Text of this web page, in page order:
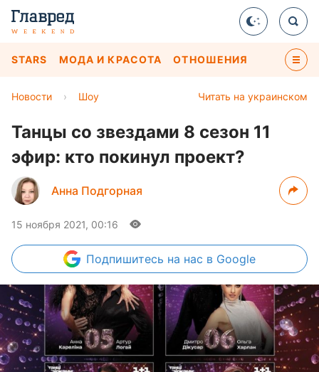
STARS МОДА И КРАСОТА ОТНОШЕНИЯ
Читать на украинском
Новости › Шоу
Танцы со звездами 8 сезон 11
эфир: кто покинул проект?
Анна Подгорная
15 ноября 2021, 00:16
Подпишитесь на нас в Google